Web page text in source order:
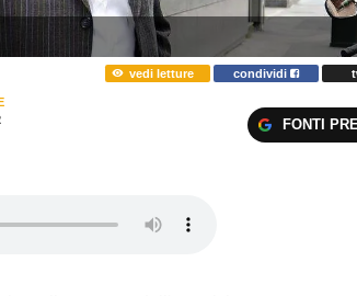
vedi letture condividi
FONTI